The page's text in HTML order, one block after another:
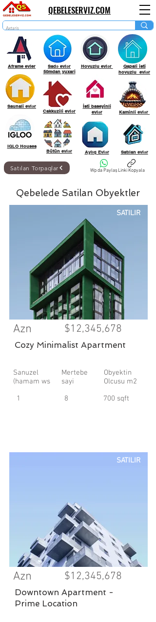
QEBELESERVIZ.COM
Aframe evler
Saunali evlər
IGLO Houses
Sadə evlər
50mdan yuxari
Cakkuzili evlər
Bütün evlər
Hovuzlu evlər
İsti baseyinli
evlər
Aylıq Evlər
Qapali isti
hovuzlu evlər
Kaminli evlər
Satılan evlər
Wp da PaylaşLinki Kopyala
Satılan Torpaqlar
Qebelede Satilan Obyektler
SATILIR
Azn $12,345,678
Cozy Minimalist Apartment
Sanuzel
(hamam ws
1
Mertebe
sayi
8
Obyektin
Olcusu m2
700 sqft
SATILIR
Azn $12,345,678
Downtown Apartment -
Prime Location